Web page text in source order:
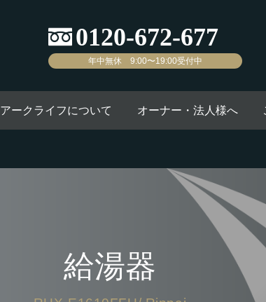
年中無休 9:00〜19:00受付中
アークライフについて オーナー・法人様へ
給湯器